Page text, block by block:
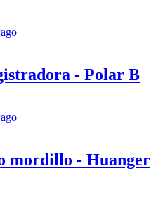
- Polar B
mordillo - Huanger